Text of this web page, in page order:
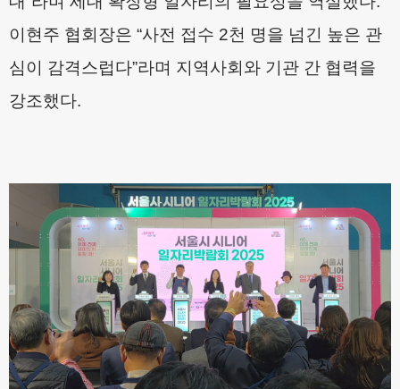
이현주 협회장은 “사전 접수 2천 명을 넘긴 높은 관
심이 감격스럽다”라며 지역사회와 기관 간 협력을
강조했다.